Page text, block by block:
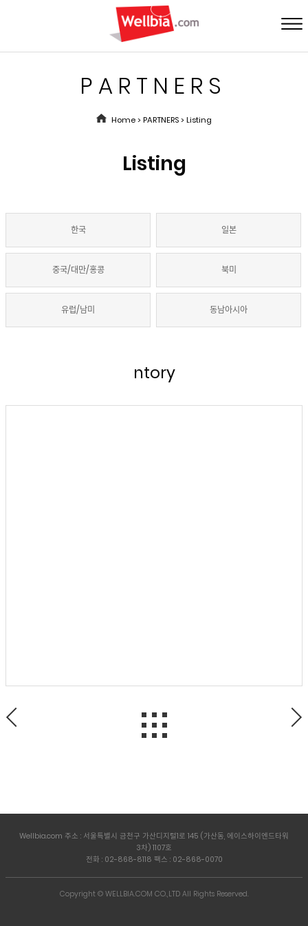
PARTNERS
Home > PARTNERS > Listing
Listing
한국 일본
중국/대만/홍콩 북미
유럽/남미 동남아시아
ntory
Wellbia.com 주소 : 서울특별시 금천구 가산디지털1로 145 (가산동, 에이스하이엔드타워
3차) 1107호
전화 : 02-868-8118 팩스 : 02-868-0070
Copyright © WELLBIA.COM CO.,LTD All Rights Reserved.